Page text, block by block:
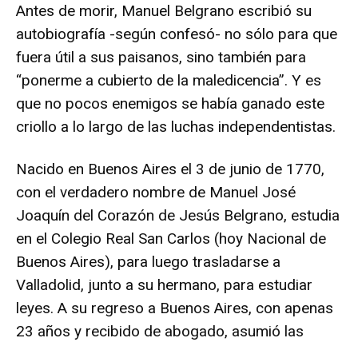
Antes de morir, Manuel Belgrano escribió su
autobiografía -según confesó- no sólo para que
fuera útil a sus paisanos, sino también para
“ponerme a cubierto de la maledicencia”. Y es
que no pocos enemigos se había ganado este
criollo a lo largo de las luchas independentistas.
Nacido en Buenos Aires el 3 de junio de 1770,
con el verdadero nombre de Manuel José
Joaquín del Corazón de Jesús Belgrano, estudia
en el Colegio Real San Carlos (hoy Nacional de
Buenos Aires), para luego trasladarse a
Valladolid, junto a su hermano, para estudiar
leyes. A su regreso a Buenos Aires, con apenas
23 años y recibido de abogado, asumió las